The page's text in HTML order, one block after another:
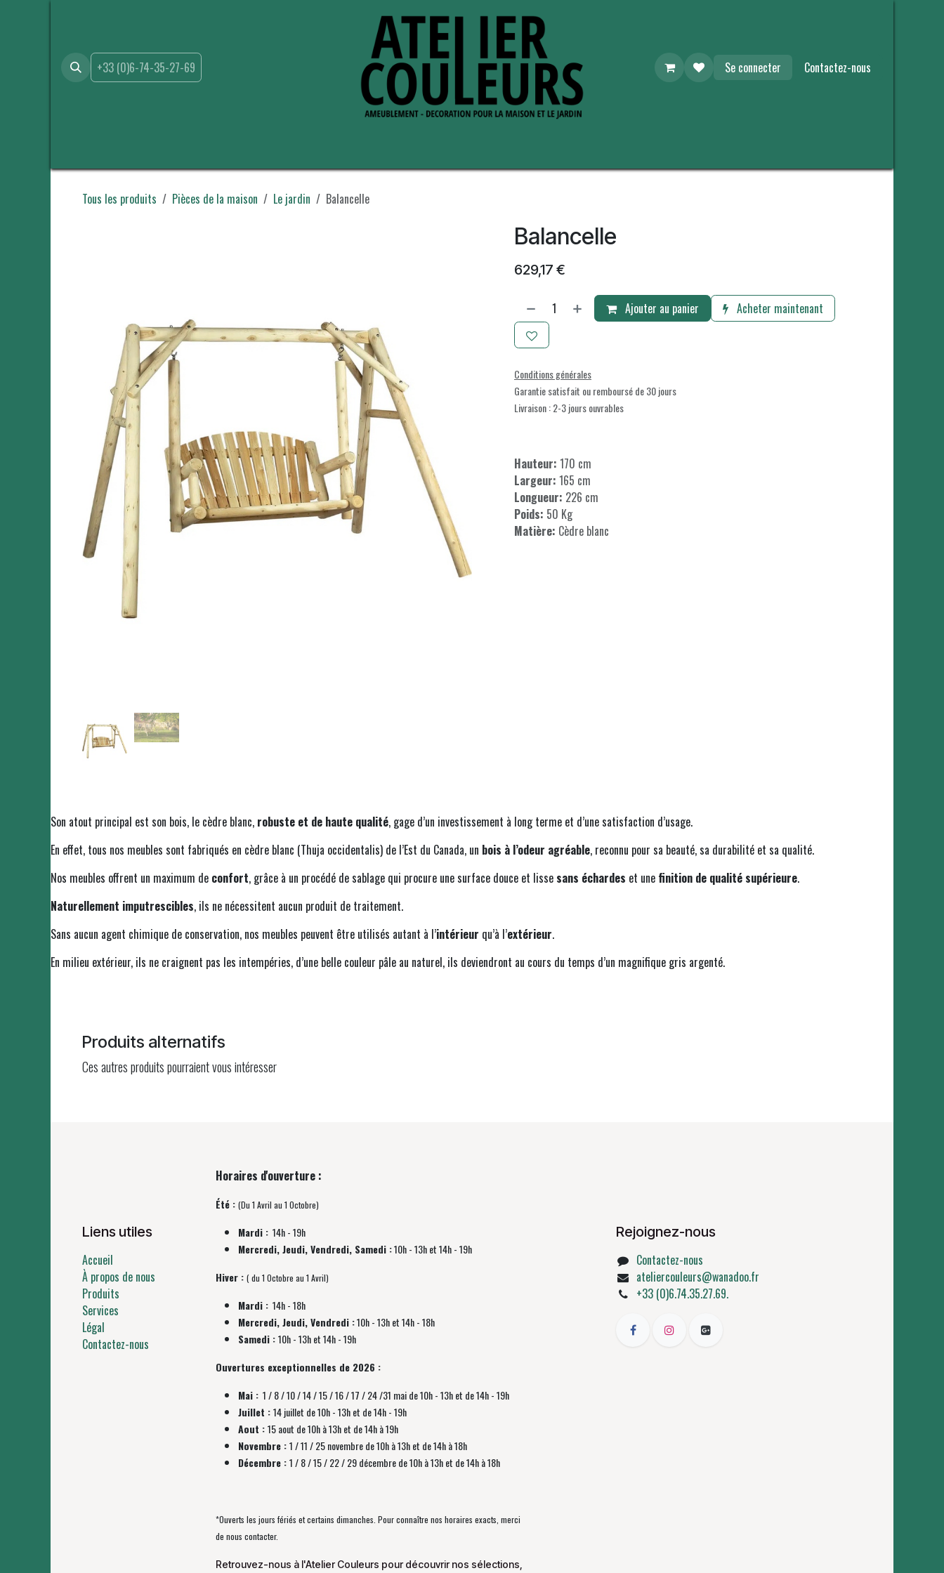
+33 (0)6-74-35-27-69 Se connecter Contactez-nous
Tous les produits Pièces de la maison Le jardin Balancelle
Balancelle
629,17 €
Ajouter au panier Acheter maintenant
Conditions générales
Garantie satisfait ou remboursé de 30 jours
Livraison : 2-3 jours ouvrables
Hauteur: 170 cm
Largeur: 165 cm
Longueur: 226 cm
Poids: 50 Kg
Matière: Cèdre blanc
Son atout principal est son bois, le cèdre blanc, robuste et de haute qualité, gage d’un investissement à long terme et d’une satisfaction d’usage.
En effet, tous nos meubles sont fabriqués en cèdre blanc (Thuja occidentalis) de l’Est du Canada, un bois à l’odeur agréable, reconnu pour sa beauté, sa durabilité et sa qualité.
Nos meubles offrent un maximum de confort, grâce à un procédé de sablage qui procure une surface douce et lisse sans échardes et une finition de qualité supérieure.
Naturellement imputrescibles, ils ne nécessitent aucun produit de traitement.
Sans aucun agent chimique de conservation, nos meubles peuvent être utilisés autant à l’intérieur qu’à l’extérieur.
En milieu extérieur, ils ne craignent pas les intempéries, d’une belle couleur pâle au naturel, ils deviendront au cours du temps d’un magnifique gris argenté.
Produits alternatifs
Ces autres produits pourraient vous intéresser
Liens utiles
Accueil
À propos de nous
Produits
Services
Légal
Contactez-nous
Horaires d'ouverture :
Été : (Du 1 Avril au 1 Octobre)
Mardi : 14h - 19h
Mercredi, Jeudi, Vendredi, Samedi :10h - 13h et 14h - 19h
Hiver : ( du 1 Octobre au 1 Avril)
Mardi : 14h - 18h
Mercredi, Jeudi, Vendredi :10h - 13h et 14h - 18h
Samedi :10h - 13h et 14h - 19h
Ouvertures exceptionnelles de 2026 :
Mai : 1 / 8 / 10 / 14 / 15 / 16 / 17 / 24 /31 mai de 10h - 13h et de 14h - 19h
Juillet :14 juillet de 10h - 13h et de 14h - 19h
Aout :15 aout de 10h à 13h et de 14h à 19h
Novembre :1 / 11 / 25 novembre de10h à 13h et de 14h à 18h
Décembre :1 / 8 / 15 / 22 / 29 décembrede10h à 13h et de 14h à 18h
*Ouverts les jours fériés et certains dimanches. Pour connaître nos horaires exacts, merci
de nous contacter.
Retrouvez-nous à l'Atelier Couleurs pour découvrir nos sélections,
Rejoignez-nous
Contactez-nous
ateliercouleurs@wanadoo.fr
+33 (0)6.74.35.27.69.